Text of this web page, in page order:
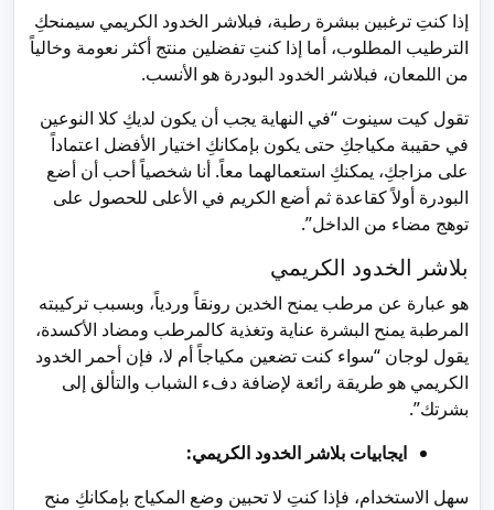
إذا كنتِ ترغبين ببشرة رطبة، فبلاشر الخدود الكريمي سيمنحكِ
الترطيب المطلوب، أما إذا كنتِ تفضلين منتج أكثر نعومة وخالياً
من اللمعان، فبلاشر الخدود البودرة هو الأنسب.
تقول كيت سينوت “في النهاية يجب أن يكون لديكِ كلا النوعين
في حقيبة مكياجكِ حتى يكون بإمكانكِ اختيار الأفضل اعتماداً
على مزاجكِ، يمكنكِ استعمالهما معاً. أنا شخصياً أحب أن أضع
البودرة أولاً كقاعدة ثم أضع الكريم في الأعلى للحصول على
توهج مضاء من الداخل”.
بلاشر الخدود الكريمي
هو عبارة عن مرطب يمنح الخدين رونقاً وردياً، وبسبب تركيبته
المرطبة يمنح البشرة عناية وتغذية كالمرطب ومضاد الأكسدة،
يقول لوجان “سواء كنت تضعين مكياجاً أم لا، فإن أحمر الخدود
الكريمي هو طريقة رائعة لإضافة دفء الشباب والتألق إلى
بشرتك”.
ايجابيات بلاشر الخدود الكريمي:
سهل الاستخدام، فإذا كنتِ لا تحبين وضع المكياج بإمكانكِ منح